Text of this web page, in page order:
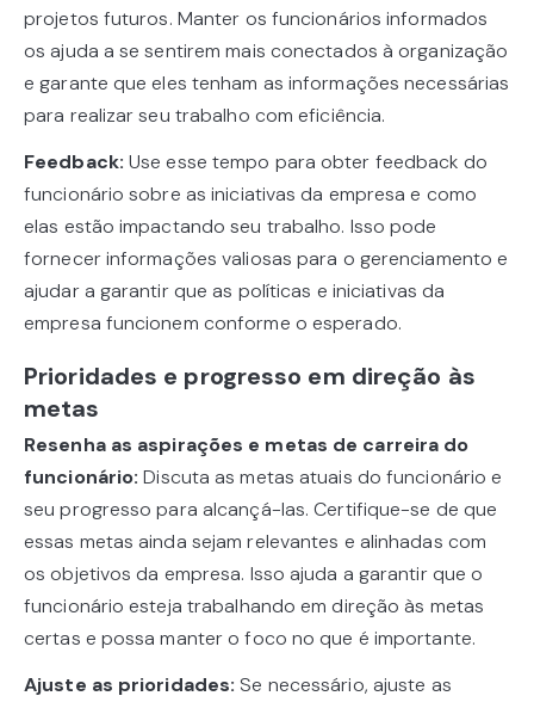
projetos futuros. Manter os funcionários informados
os ajuda a se sentirem mais conectados à organização
e garante que eles tenham as informações necessárias
para realizar seu trabalho com eficiência.
Feedback: Use esse tempo para obter feedback do
funcionário sobre as iniciativas da empresa e como
elas estão impactando seu trabalho. Isso pode
fornecer informações valiosas para o gerenciamento e
ajudar a garantir que as políticas e iniciativas da
empresa funcionem conforme o esperado.
Prioridades e progresso em direção às
metas
Resenha as aspirações e metas de carreira do
funcionário: Discuta as metas atuais do funcionário e
seu progresso para alcançá-las. Certifique-se de que
essas metas ainda sejam relevantes e alinhadas com
os objetivos da empresa. Isso ajuda a garantir que o
funcionário esteja trabalhando em direção às metas
certas e possa manter o foco no que é importante.
Ajuste as prioridades: Se necessário, ajuste as